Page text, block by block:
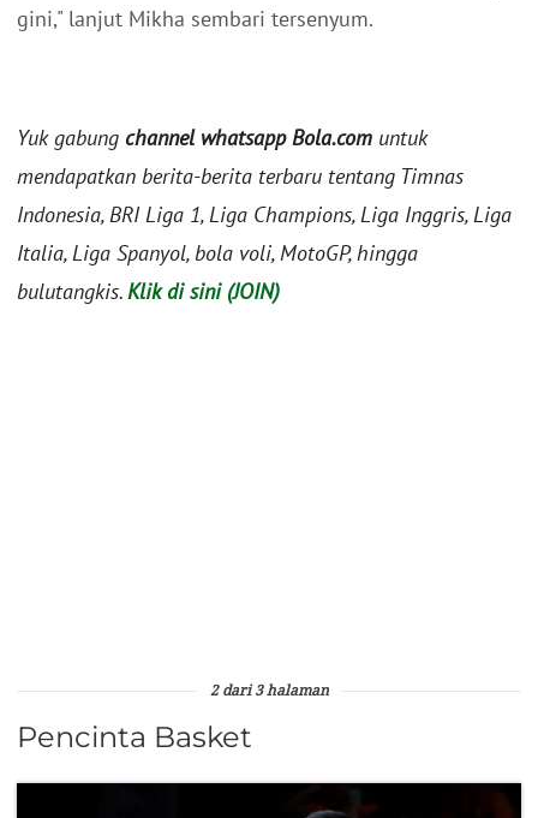
gini," lanjut Mikha sembari tersenyum.
Yuk gabung channel whatsapp Bola.com untuk
mendapatkan berita-berita terbaru tentang Timnas
Indonesia, BRI Liga 1, Liga Champions, Liga Inggris, Liga
Italia, Liga Spanyol, bola voli, MotoGP, hingga
bulutangkis.Klik di sini (JOIN)
2 dari 3 halaman
Pencinta Basket